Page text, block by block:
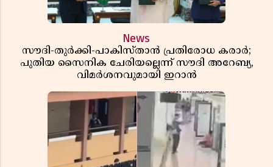
News
സൗദി-തുർക്കി-പാകിസ്താൻ പ്രതിരോധ കരാർ;
പുതിയ സൈനിക ചേരിയല്ലെന്ന് സൗദി അറേബ്യ,
വിമർശനവുമായി ഇറാൻ